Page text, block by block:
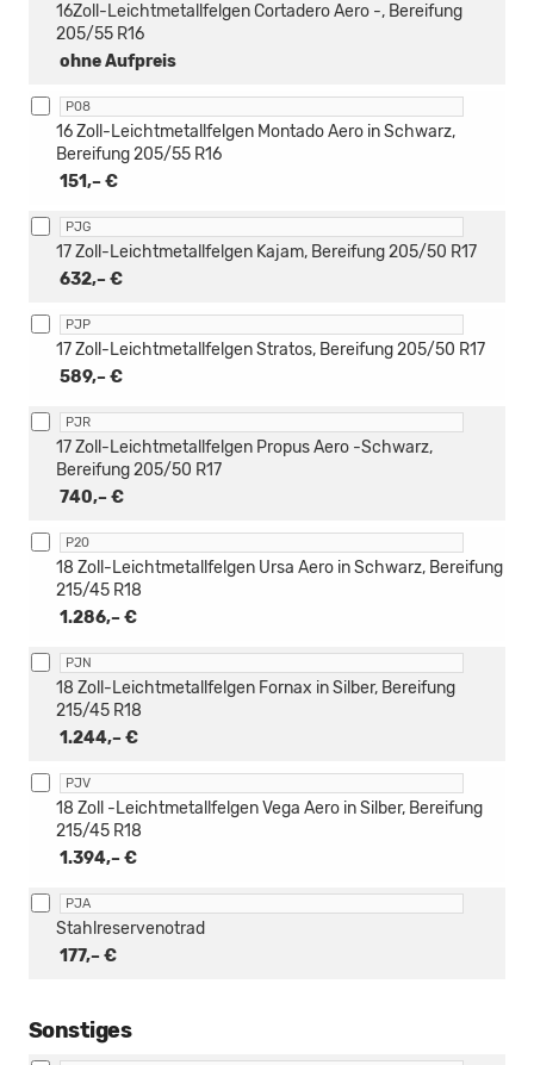
ohne Aufpreis
16Zoll-Leichtmetallfelgen Cortadero Aero -, Bereifung
205/55 R16
P08
151,– €
16 Zoll-Leichtmetallfelgen Montado Aero in Schwarz,
Bereifung 205/55 R16
PJG
632,– €
17 Zoll-Leichtmetallfelgen Kajam, Bereifung 205/50 R17
PJP
589,– €
17 Zoll-Leichtmetallfelgen Stratos, Bereifung 205/50 R17
PJR
740,– €
17 Zoll-Leichtmetallfelgen Propus Aero -Schwarz,
Bereifung 205/50 R17
P20
1.286,– €
18 Zoll-Leichtmetallfelgen Ursa Aero in Schwarz, Bereifung
215/45 R18
PJN
1.244,– €
18 Zoll-Leichtmetallfelgen Fornax in Silber, Bereifung
215/45 R18
PJV
1.394,– €
18 Zoll -Leichtmetallfelgen Vega Aero in Silber, Bereifung
215/45 R18
PJA
177,– €
Stahlreservenotrad
Sonstiges